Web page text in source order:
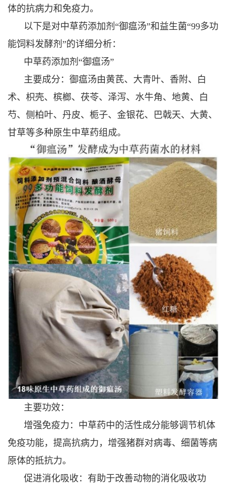
体的抗病力和免疫力。
以下是对中草药添加剂“御瘟汤”和益生菌“99多功
能饲料发酵剂”的详细分析：
中草药添加剂“御瘟汤”
主要成分：御瘟汤由黄芪、大青叶、香附、白
术、枳壳、槟榔、茯苓、泽泻、水牛角、地黄、白
芍、侧柏叶、丹皮、栀子、金银花、巴戟天、大黄、
甘草等多种原生中草药组成。
主要功效：
增强免疫力：中草药中的活性成分能够调节机体
免疫功能，提高抗病力，增强猪群对病毒、细菌等病
原体的抵抗力。
促进消化吸收：有助于改善动物的消化吸收功